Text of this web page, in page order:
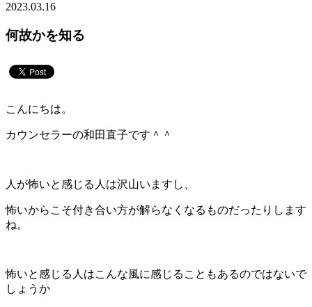
2023.03.16
何故かを知る
こんにちは。
カウンセラーの和田直子です＾＾
人が怖いと感じる人は沢山いますし、
怖いからこそ付き合い方が解らなくなるものだったりします
ね。
怖いと感じる人はこんな風に感じることもあるのではないで
しょうか